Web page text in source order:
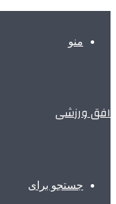
منو
افق ورزشی
جستجو برای